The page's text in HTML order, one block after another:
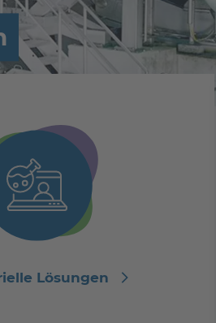
Lösungen